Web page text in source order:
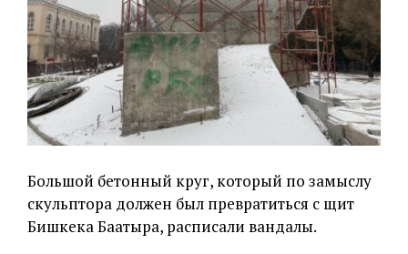
Большой бетонный круг, который по замыслу
скульптора должен был превратиться с щит
Бишкека Баатыра, расписали вандалы.